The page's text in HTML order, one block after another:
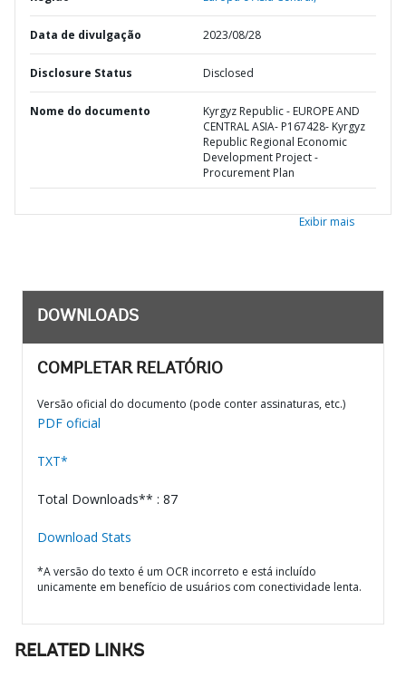
Data de divulgação 2023/08/28
Disclosure Status Disclosed
Nome do documento
Kyrgyz Republic - EUROPE AND
CENTRAL ASIA- P167428- Kyrgyz
Republic Regional Economic
Development Project -
Procurement Plan
Exibir mais
DOWNLOADS
COMPLETAR RELATÓRIO
Versão oficial do documento (pode conter assinaturas, etc.)
PDF oficial
TXT*
Total Downloads** : 87
Download Stats
*A versão do texto é um OCR incorreto e está incluído
unicamente em benefício de usuários com conectividade lenta.
RELATED LINKS